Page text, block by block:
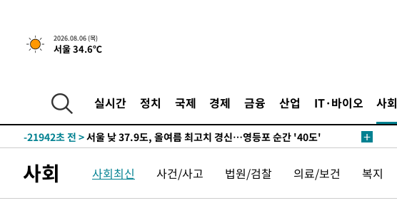
2026.08.06 (목)
서울 34.6℃
실시간 정치 국제 경제 금융 산업 IT·바이오 사회
-23258초 전 >[속보]합참 "북, 동해상으로 미상 발사체 발사"
-22654초 전 >'낮 최고 39도' 불볕더위…한밤 열대야도 계속[내일날씨]
-22275초 전 >
"韓 외환시장 개입 관측 배경엔 美의 대한국 무역적자 있어"
-22102초 전 >
-21942초 전 >서울 낮 37.9도, 올여름 최고치 경신…영등포 순간 '40도'
-17599초 전 >
[속보]코스닥, 800p 회복…0.26% 오른 801.67 마감
-17529초 전 >[속보]코스피, 301.88포인트(4.58%) 내린 6296.38 마감
사회 사회최신 사건/사고 법원/검찰 의료/보건 복지